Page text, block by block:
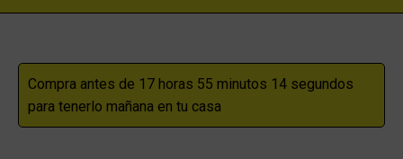
Compra antes de 17 horas 55 minutos 13 segundos
para tenerlo mañana en tu casa